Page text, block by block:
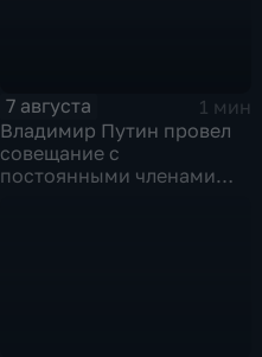
7 августа
1 мин
Владимир Путин провел
совещание с
постоянными членами